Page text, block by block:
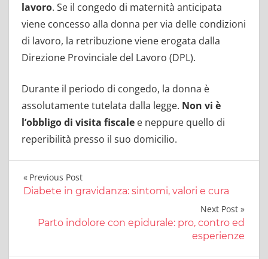
lavoro. Se il congedo di maternità anticipata
viene concesso alla donna per via delle condizioni
di lavoro, la retribuzione viene erogata dalla
Direzione Provinciale del Lavoro (DPL).
Durante il periodo di congedo, la donna è
assolutamente tutelata dalla legge. Non vi è
l’obbligo di visita fiscale e neppure quello di
reperibilità presso il suo domicilio.
Navigazione
Previous Post
Diabete in gravidanza: sintomi, valori e cura
Next Post
Parto indolore con epidurale: pro, contro ed
esperienze